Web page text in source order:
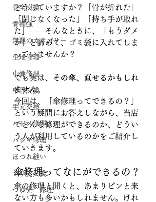
骨全交換
骨補強
無題のカテゴリー
生地修理
中骨修理
中骨交換
手元交換
ハトメ修理
ハジキ修理
ほつれ縫い
つゆ先交換
つゆ先 修理
どうしていますか？「骨が折れた」
「閉じなくなった」「持ち手が取れ
た」――そんなときに、「もうダメ
か」と諦めて、ゴミ袋に入れてしま
っていませんか？
でも実は、
その傘、直せるかもしれ
ません。
今回は、「傘修理ってできるの？」
という疑問にお答えしながら、当店
でどんな修理ができるのか、どうい
う人が利用しているのかをご紹介し
ていきます。
傘修理ってなにができるの？
傘の修理と聞くと、あまりピンと来
ない方も多いかもしれません。けれ